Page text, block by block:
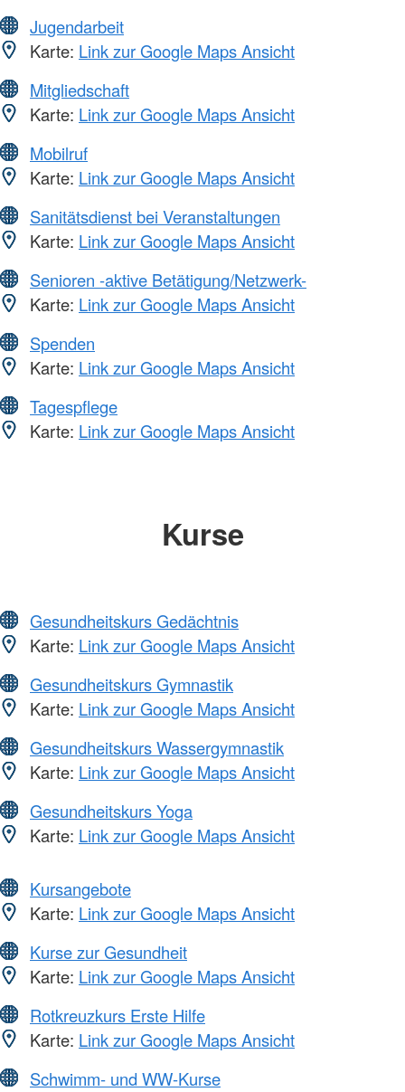
Jugendarbeit
Karte: Link zur Google Maps Ansicht
Mitgliedschaft
Karte: Link zur Google Maps Ansicht
Mobilruf
Karte: Link zur Google Maps Ansicht
Sanitätsdienst bei Veranstaltungen
Karte: Link zur Google Maps Ansicht
Senioren -aktive Betätigung/Netzwerk-
Karte: Link zur Google Maps Ansicht
Spenden
Karte: Link zur Google Maps Ansicht
Tagespflege
Karte: Link zur Google Maps Ansicht
Kurse
Gesundheitskurs Gedächtnis
Karte: Link zur Google Maps Ansicht
Gesundheitskurs Gymnastik
Karte: Link zur Google Maps Ansicht
Gesundheitskurs Wassergymnastik
Karte: Link zur Google Maps Ansicht
Gesundheitskurs Yoga
Karte: Link zur Google Maps Ansicht
Kursangebote
Karte: Link zur Google Maps Ansicht
Kurse zur Gesundheit
Karte: Link zur Google Maps Ansicht
Rotkreuzkurs Erste Hilfe
Karte: Link zur Google Maps Ansicht
Schwimm- und WW-Kurse